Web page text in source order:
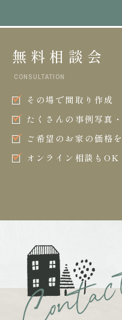
無料相談会
CONSULTATION
その場で間取り作成
たくさんの事例写真
ご希望のお家の価格
オンライン相談もOK